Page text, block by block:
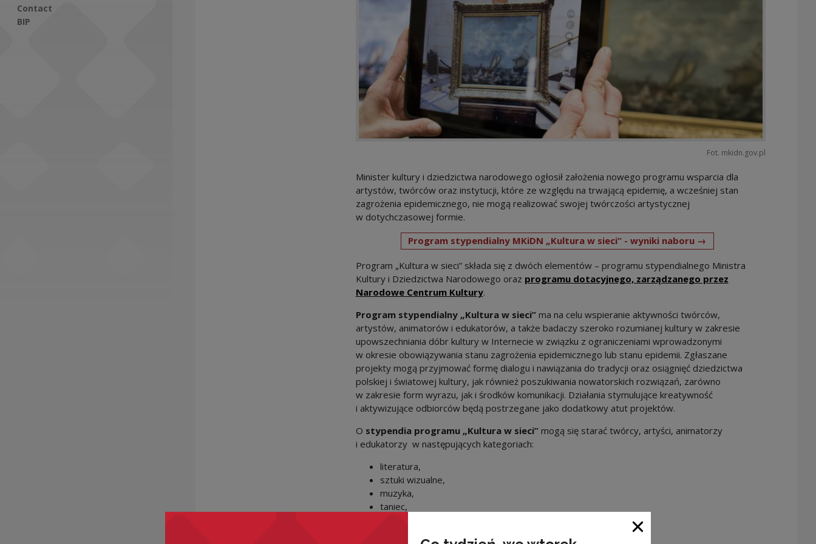
Contact
BIP
Fot. mkidn.gov.pl
Minister kultury i dziedzictwa narodowego ogłosił założenia nowego programu wsparcia dla
artystów, twórców oraz instytucji, które ze względu na trwającą epidemię, a wcześniej stan
zagrożenia epidemicznego, nie mogą realizować swojej twórczości artystycznej
w dotychczasowej formie.
Program stypendialny MKiDN „Kultura w sieci” - wyniki naboru →
Program „Kultura w sieci” składa się z dwóch elementów – programu stypendialnego Ministra
Kultury i Dziedzictwa Narodowego oraz programu dotacyjnego, zarządzanego przez
Narodowe Centrum Kultury.
Program stypendialny „Kultura w sieci”ma na celu wspieranie aktywności twórców,
artystów, animatorów i edukatorów, a także badaczy szeroko rozumianej kultury w zakresie
upowszechniania dóbr kultury w Internecie w związku z ograniczeniami wprowadzonymi
w okresie obowiązywania stanu zagrożenia epidemicznego lub stanu epidemii. Zgłaszane
projekty mogą przyjmować formę dialogu i nawiązania do tradycji oraz osiągnięć dziedzictwa
polskiej i światowej kultury, jak również poszukiwania nowatorskich rozwiązań, zarówno
w zakresie form wyrazu, jak i środków komunikacji. Działania stymulujące kreatywność
i aktywizujące odbiorców będą postrzegane jako dodatkowy atut projektów.
O stypendia programu „Kultura w sieci”mogą się starać twórcy, artyści, animatorzy
i edukatorzy w następujących kategoriach:
literatura,
sztuki wizualne,
muzyka,
taniec,